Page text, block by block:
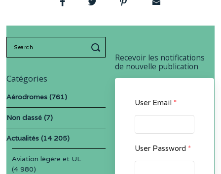
Recevoir les notifications
de nouvelle publication
User Email *
User Password *
Catégories
Aérodromes (761)
Non classé (7)
Actualités (14 205)
Aviation légère et UL
(4 980)